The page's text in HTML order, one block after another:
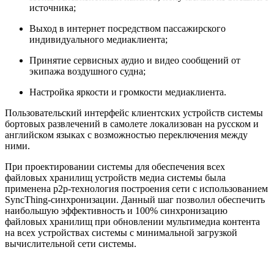
источника;
Выход в интернет посредством пассажирского
индивидуального медиаклиента;
Принятие сервисных аудио и видео сообщений от
экипажа воздушного судна;
Настройка яркости и громкости медиаклиента.
Пользовательский интерфейс клиентских устройств системы
бортовых развлечений в самолете локализован на русском и
английском языках с возможностью переключения между
ними.
При проектировании системы для обеспечения всех
файловых хранилищ устройств медиа системы была
применена р2р-технология построения сети с использованием
SyncThing-синхронизации. Данный шаг позволил обеспечить
наибольшую эффективность и 100% синхронизацию
файловых хранилищ при обновлении мультимедиа контента
на всех устройствах системы с минимальной загрузкой
вычислительной сети системы.